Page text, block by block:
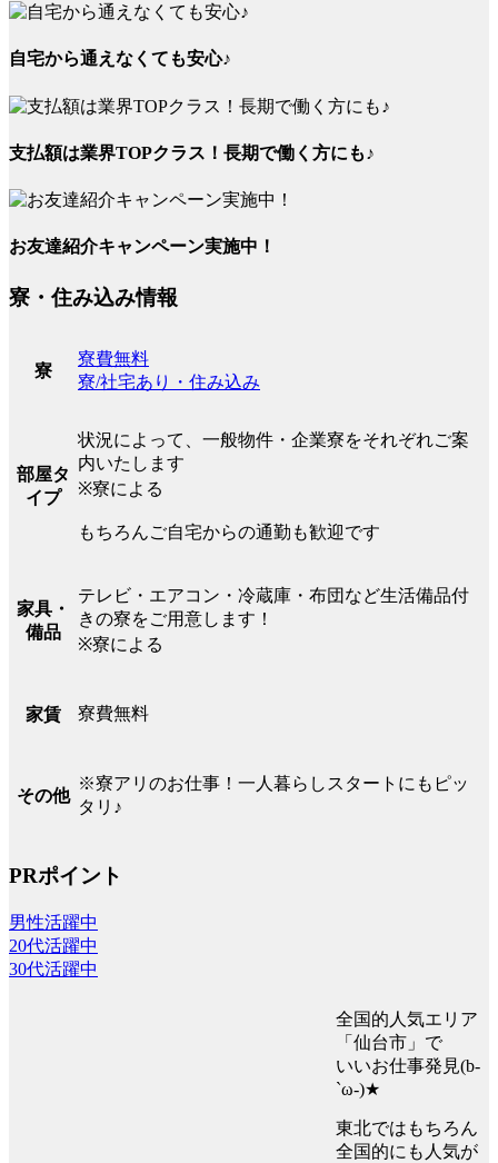
自宅から通えなくても安心♪
支払額は業界TOPクラス！長期で働く方にも♪
お友達紹介キャンペーン実施中！
寮・住み込み情報
寮
寮費無料
寮/社宅あり・住み込み
部屋タ
イプ
状況によって、一般物件・企業寮をそれぞれご案
内いたします
※寮による
もちろんご自宅からの通勤も歓迎です
家具・
備品
テレビ・エアコン・冷蔵庫・布団など生活備品付
きの寮をご用意します！
※寮による
家賃 寮費無料
その他
※寮アリのお仕事！一人暮らしスタートにもピッ
タリ♪
PRポイント
男性活躍中
20代活躍中
30代活躍中
全国的人気エリア
「仙台市」で
いいお仕事発見(b-
`ω-)★
東北ではもちろん
全国的にも人気が